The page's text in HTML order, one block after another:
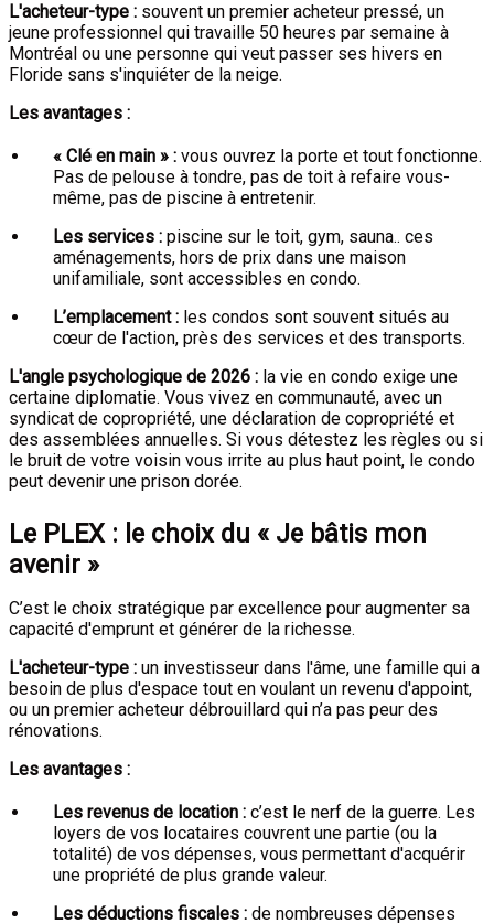
L'acheteur-type : souvent un premier acheteur pressé, un
jeune professionnel qui travaille 50 heures par semaine à
Montréal ou une personne qui veut passer ses hivers en
Floride sans s'inquiéter de la neige.
Les avantages :
« Clé en main » : vous ouvrez la porte et tout fonctionne.
Pas de pelouse à tondre, pas de toit à refaire vous-
même, pas de piscine à entretenir.
Les services : piscine sur le toit, gym, sauna.. ces
aménagements, hors de prix dans une maison
unifamiliale, sont accessibles en condo.
L’emplacement : les condos sont souvent situés au
cœur de l'action, près des services et des transports.
L'angle psychologique de 2026 : la vie en condo exige une
certaine diplomatie. Vous vivez en communauté, avec un
syndicat de copropriété, une déclaration de copropriété et
des assemblées annuelles. Si vous détestez les règles ou si
le bruit de votre voisin vous irrite au plus haut point, le condo
peut devenir une prison dorée.
Le PLEX : le choix du « Je bâtis mon
avenir »
C’est le choix stratégique par excellence pour augmenter sa
capacité d'emprunt et générer de la richesse.
L'acheteur-type : un investisseur dans l'âme, une famille qui a
besoin de plus d'espace tout en voulant un revenu d'appoint,
ou un premier acheteur débrouillard qui n’a pas peur des
rénovations.
Les avantages :
Les revenus de location : c’est le nerf de la guerre. Les
loyers de vos locataires couvrent une partie (ou la
totalité) de vos dépenses, vous permettant d'acquérir
une propriété de plus grande valeur.
Les déductions fiscales : de nombreuses dépenses